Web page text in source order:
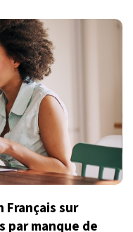
sur
par manque de